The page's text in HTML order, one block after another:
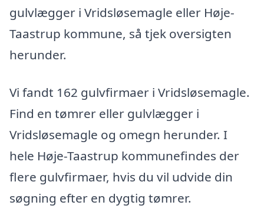
gulvlægger i Vridsløsemagle eller Høje-
Taastrup kommune, så tjek oversigten
herunder.
Vi fandt 162 gulvfirmaer i Vridsløsemagle.
Find en tømrer eller gulvlægger i
Vridsløsemagle og omegn herunder. I
hele Høje-Taastrup kommunefindes der
flere gulvfirmaer, hvis du vil udvide din
søgning efter en dygtig tømrer.